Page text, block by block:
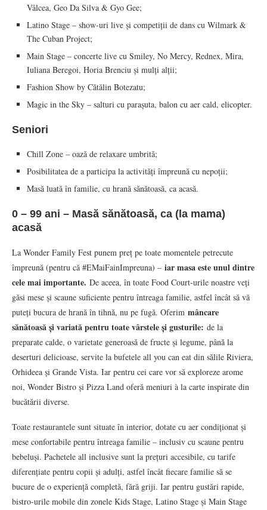
Vâlcea, Geo Da Silva & Gyo Gee;
Latino Stage – show-uri live și competiții de dans cu Wilmark &
The Cuban Project;
Main Stage – concerte live cu Smiley, No Mercy, Rednex, Mira,
Iuliana Beregoi, Horia Brenciu și mulți alții;
Fashion Show by Cătălin Botezatu;
Magic in the Sky – salturi cu parașuta, balon cu aer cald, elicopter.
Seniori
Chill Zone – oază de relaxare umbrită;
Posibilitatea de a participa la activități împreună cu nepoții;
Masă luată în familie, cu hrană sănătoasă, ca acasă.
0 – 99 ani – Masă sănătoasă, ca (la mama)
acasă
La Wonder Family Fest punem preț pe toate momentele petrecute
împreună (pentru că #EMaiFainImpreuna) – iar masa este unul dintre
cele mai importante. De aceea, în toate Food Court-urile noastre veți
găsi mese și scaune suficiente pentru întreaga familie, astfel încât să vă
puteți bucura de hrană în tihnă, nu pe fugă. Oferim mâncare
sănătoasă și variată pentru toate vârstele și gusturile: de la
preparate calde, o varietate generoasă de fructe și legume, până la
deserturi delicioase, servite la bufetele all you can eat din sălile Riviera,
Orhideea și Grande Vista. Iar pentru cei care vor să exploreze arome
noi, Wonder Bistro și Pizza Land oferă meniuri à la carte inspirate din
bucătării diverse.
Toate restaurantele sunt situate în interior, dotate cu aer condiționat și
mese confortabile pentru întreaga familie – inclusiv cu scaune pentru
bebeluși. Pachetele all inclusive sunt la prețuri accesibile, cu tarife
diferențiate pentru copii și adulți, astfel încât fiecare familie să se
bucure de o experiență completă, fără griji. Iar pentru gustări rapide,
bistro-urile mobile din zonele Kids Stage, Latino Stage și Main Stage